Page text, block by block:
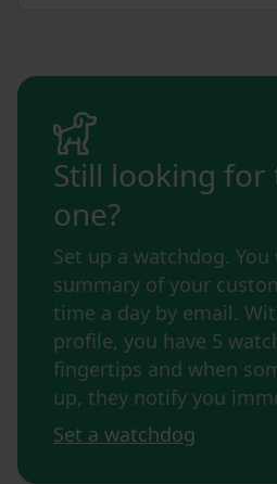
Still looking
one?
Set up a watchdog.
summary of your
time a day by email.
profile, you have 5
fingertips and when
up, they notify you
Set a watchdog